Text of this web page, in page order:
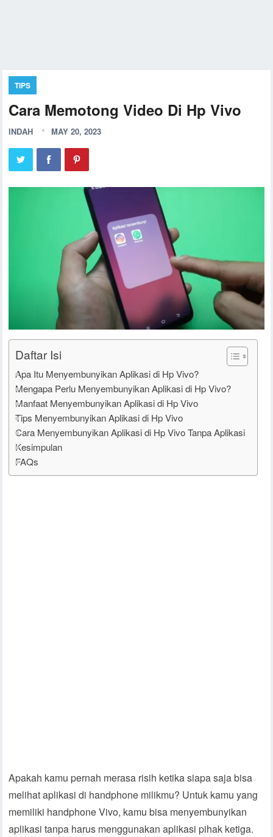
TIPS
Cara Memotong Video Di Hp Vivo
INDAH MAY 20, 2023
Daftar Isi
Apa Itu Menyembunyikan Aplikasi di Hp Vivo?
Mengapa Perlu Menyembunyikan Aplikasi di Hp Vivo?
Manfaat Menyembunyikan Aplikasi di Hp Vivo
Tips Menyembunyikan Aplikasi di Hp Vivo
Cara Menyembunyikan Aplikasi di Hp Vivo Tanpa Aplikasi
Kesimpulan
FAQs
Apakah kamu pernah merasa risih ketika siapa saja bisa
melihat aplikasi di handphone milikmu? Untuk kamu yang
memiliki handphone Vivo, kamu bisa menyembunyikan
aplikasi tanpa harus menggunakan aplikasi pihak ketiga.